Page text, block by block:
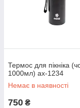
Термос для пікніка
1000мл) ax-1234
Немає в наявності
750 ₴